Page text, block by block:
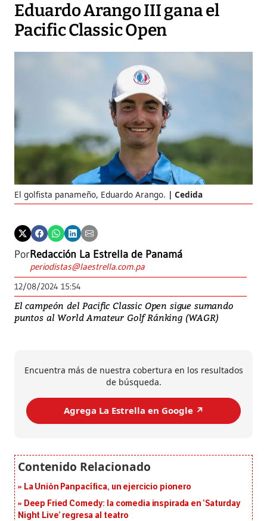
Eduardo Arango III gana el
Pacific Classic Open
El golfista panameño, Eduardo Arango. Cedida
PorRedacción La Estrella de Panamá
periodistas@laestrella.com.pa
12/08/2024 15:54
El campeón del Pacific Classic Open sigue sumando
puntos al World Amateur Golf Ránking (WAGR)
Encuentra más de nuestra cobertura en los resultados
de búsqueda.
Agrega La Estrella en Google ↗️
La Unión Panpacífica, un ejercicio pionero
Deep Fried Comedy: la comedia inspirada en ‘Saturday
Night Live’ regresa al teatro